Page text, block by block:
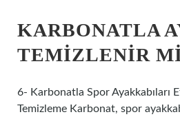
KARBONATLA
TEMIZLENIR
6- Karbonatla Spor Ayakkabıları
Temizleme Karbonat, spor